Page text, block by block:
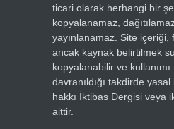
ticari olarak herhangi bir
kopyalanamaz,
yayınlanamaz. Site içeriği,
ancak kaynak belirtilmek
kopyalanabilir ve
davranıldığı takdirde
hakkı İktibas Dergisi veya
aittir.